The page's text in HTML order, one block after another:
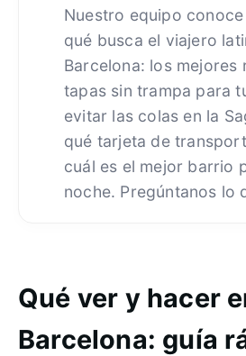
Nuestro equipo
qué busca el viajero
Barcelona: los mejores
tapas sin trampa para
evitar las colas en la
qué tarjeta de
cuál es el mejor barrio
noche. Pregúntanos lo
Qué ver y hacer
Barcelona: guía